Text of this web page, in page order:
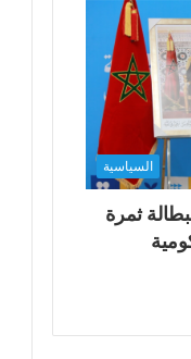
السياسية
ثمرة